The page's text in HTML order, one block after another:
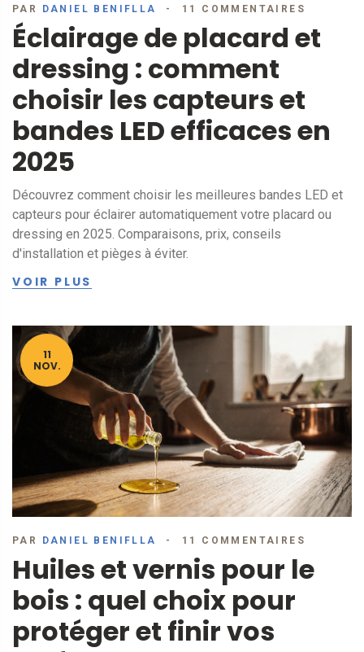
PAR DANIEL BENIFLLA 11 COMMENTAIRES
Éclairage de placard et
dressing : comment
choisir les capteurs et
bandes LED efficaces en
2025
Découvrez comment choisir les meilleures bandes LED et
capteurs pour éclairer automatiquement votre placard ou
dressing en 2025. Comparaisons, prix, conseils
d'installation et pièges à éviter.
VOIR PLUS
11
NOV.
PAR DANIEL BENIFLLA 11 COMMENTAIRES
Huiles et vernis pour le
bois : quel choix pour
protéger et finir vos